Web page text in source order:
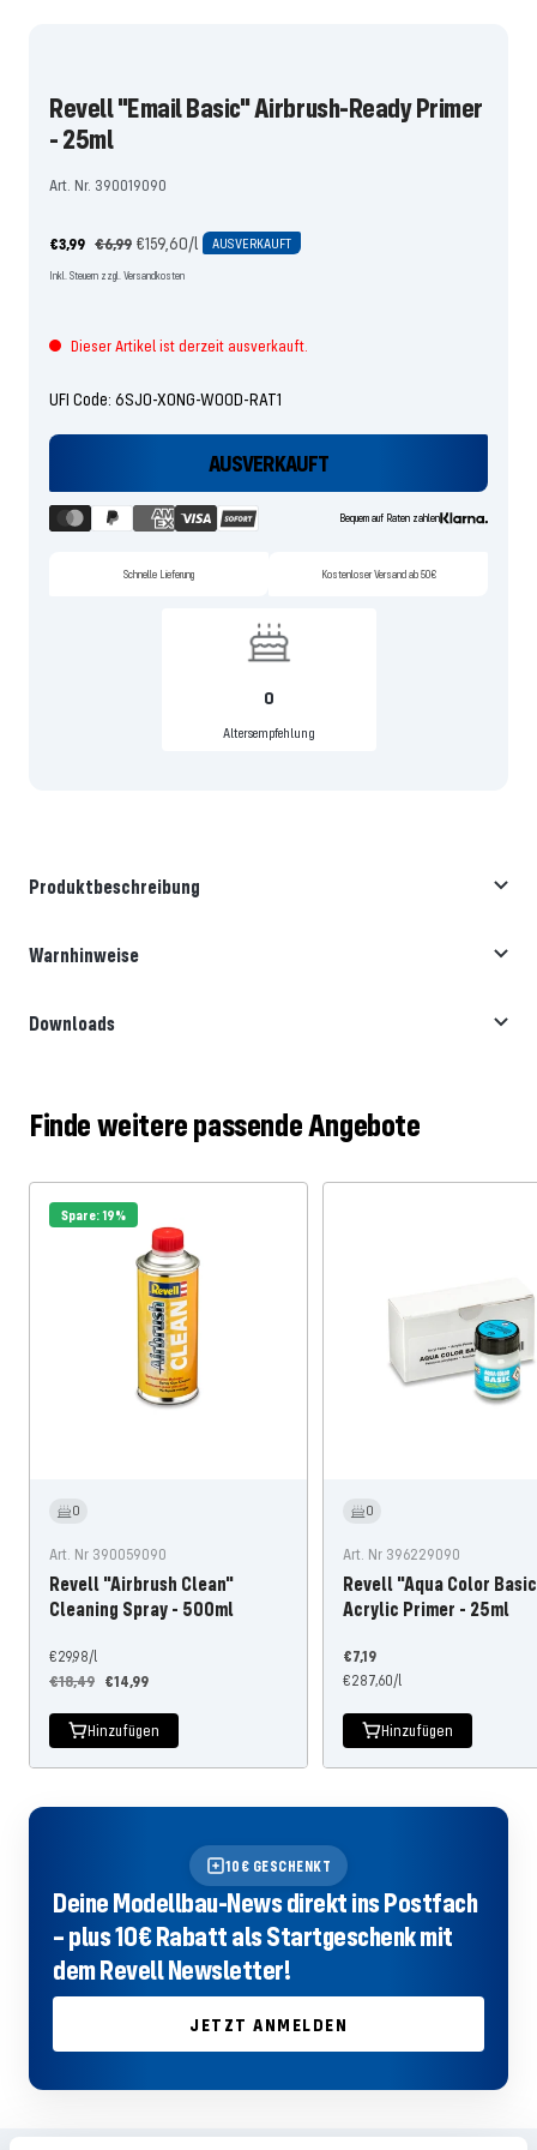
Revell "Email Basic" Airbrush-Ready Primer
- 25ml
Art. Nr. 390019090
Angebotspreis
€3,99 Regulärer
€6,99 €159,60/l AUSVERKAUFT
Inkl. Steuern zzgl. Versandkosten
UFI Code: 6SJ0-X0NG-W00D-RAT1
Dieser Artikel ist derzeit ausverkauft.
AUSVERKAUFT
Bequem auf Raten zahlen
Schnelle Lieferung Kostenloser Versand ab 50€
0
Altersempfehlung
Produktbeschreibung
Warnhinweise
Downloads
Finde weitere passende Angebote
Spare: 19%
0
Art. Nr 390059090
Revell "Airbrush Clean"
Cleaning Spray - 500ml
Angebotspreis
€14,99
Regulärer
€18,49
€29,98/l
Hinzufügen
0
Art. Nr 396229090
Revell "Aqua Color
Acrylic Primer - 25ml
Angebotspreis
€7,19
€287,60/l
Hinzufügen
10€ GESCHENKT
Deine Modellbau-News direkt ins Postfach
– plus 10€ Rabatt als Startgeschenk mit
dem Revell Newsletter!
JETZT ANMELDEN